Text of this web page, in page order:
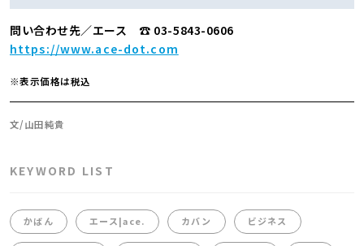
問い合わせ先／エース ☎ 03-5843-0606
https://www.ace-dot.com
※表示価格は税込
文/山田純貴
KEYWORD LIST
かばん エース|ace. カバン ビジネス